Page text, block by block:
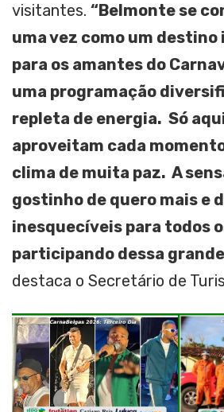
visitantes. “Belmonte se
uma vez como um
para os amantes do
uma programação
repleta de energia. Só
aproveitam cada
clima de muita paz. A
gostinho de quero mais e
inesquecíveis para todos
participando dessa
destaca o Secretário de